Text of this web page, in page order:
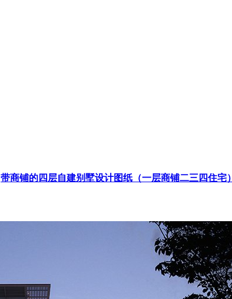
带商铺的四层自建别墅设计图纸（一层商铺二三四住宅）